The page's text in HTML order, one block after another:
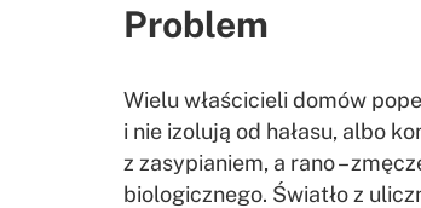
Problem
Wielu właścicieli domów
i nie izolują od hałasu, albo
z zasypianiem, a rano –
biologicznego. Światło z